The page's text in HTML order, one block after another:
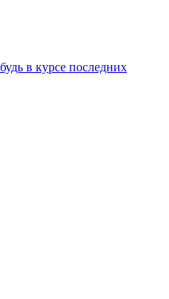
в курсе последних